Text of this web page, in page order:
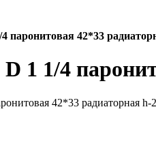
паронитовая 42*33
1 1/4